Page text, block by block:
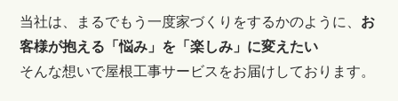
当社は、まるでもう一度家づくりをするかのように、 お
客様が抱える「悩み」を「楽しみ」に変えたい
そんな想いで屋根工事サービスをお届けしております。